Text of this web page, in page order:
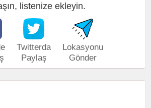
listenize ekleyin.
Twitterda
Paylaş
Lokasyonu
Gönder